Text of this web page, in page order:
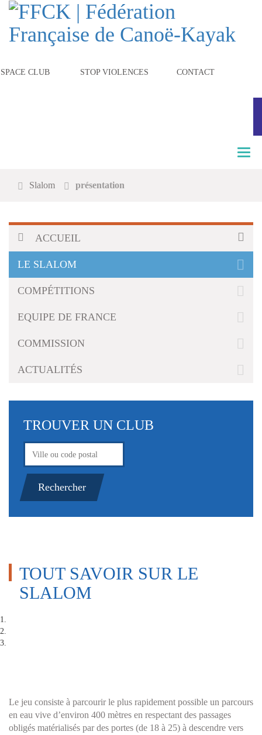
CLUB STOP VIOLENCES CONTACT
T
n
Slalom présentation
ACCUEIL
LE SLALOM
COMPÉTITIONS
EQUIPE DE FRANCE
COMMISSION
ACTUALITÉS
TROUVER UN CLUB
TOUT SAVOIR SUR LE
SLALOM
Le jeu consiste à parcourir le plus rapidement possible un parcours
en eau vive d’environ 400 mètres en respectant des passages
obligés matérialisés par des portes (de 18 à 25) à descendre vers